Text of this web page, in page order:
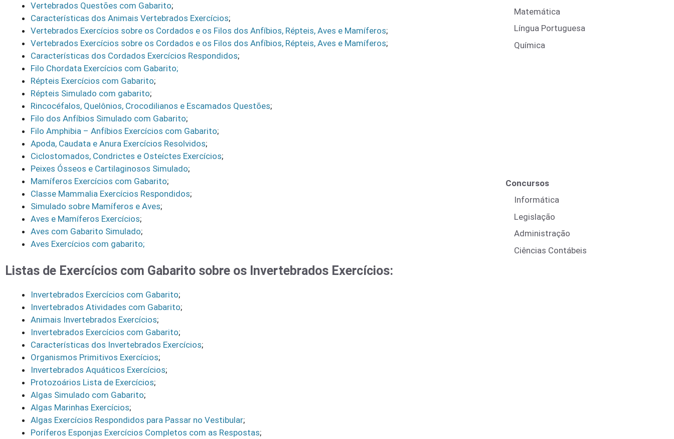
Vertebrados Questões com Gabarito;
Características dos Animais Vertebrados Exercícios;
Vertebrados Exercícios sobre os Cordados e os Filos dos Anfíbios, Répteis, Aves e Mamíferos;
Vertebrados Exercícios sobre os Cordados e os Filos dos Anfíbios, Répteis, Aves e Mamíferos;
Características dos Cordados Exercícios Respondidos;
Filo Chordata Exercícios com Gabarito;
Répteis Exercícios com Gabarito;
Répteis Simulado com gabarito;
Rincocéfalos, Quelônios, Crocodilianos e Escamados Questões;
Filo dos Anfíbios Simulado com Gabarito;
Filo Amphibia – Anfíbios Exercícios com Gabarito;
Apoda, Caudata e Anura Exercícios Resolvidos;
Ciclostomados, Condrictes e Osteíctes Exercícios;
Peixes Ósseos e Cartilaginosos Simulado;
Mamíferos Exercícios com Gabarito;
Classe Mammalia Exercícios Respondidos;
Simulado sobre Mamíferos e Aves;
Aves e Mamíferos Exercícios;
Aves com Gabarito Simulado;
Aves Exercícios com gabarito;
Listas de Exercícios com Gabarito sobre os Invertebrados Exercícios:
Invertebrados Exercícios com Gabarito;
Invertebrados Atividades com Gabarito;
Animais Invertebrados Exercícios;
Invertebrados Exercícios com Gabarito;
Características dos Invertebrados Exercícios;
Organismos Primitivos Exercícios;
Invertebrados Aquáticos Exercícios;
Protozoários Lista de Exercícios;
Algas Simulado com Gabarito;
Algas Marinhas Exercícios;
Algas Exercícios Respondidos para Passar no Vestibular;
Poríferos Esponjas Exercícios Completos com as Respostas;
Matemática
Língua Portuguesa
Química
Concursos
Informática
Legislação
Administração
Ciências Contábeis